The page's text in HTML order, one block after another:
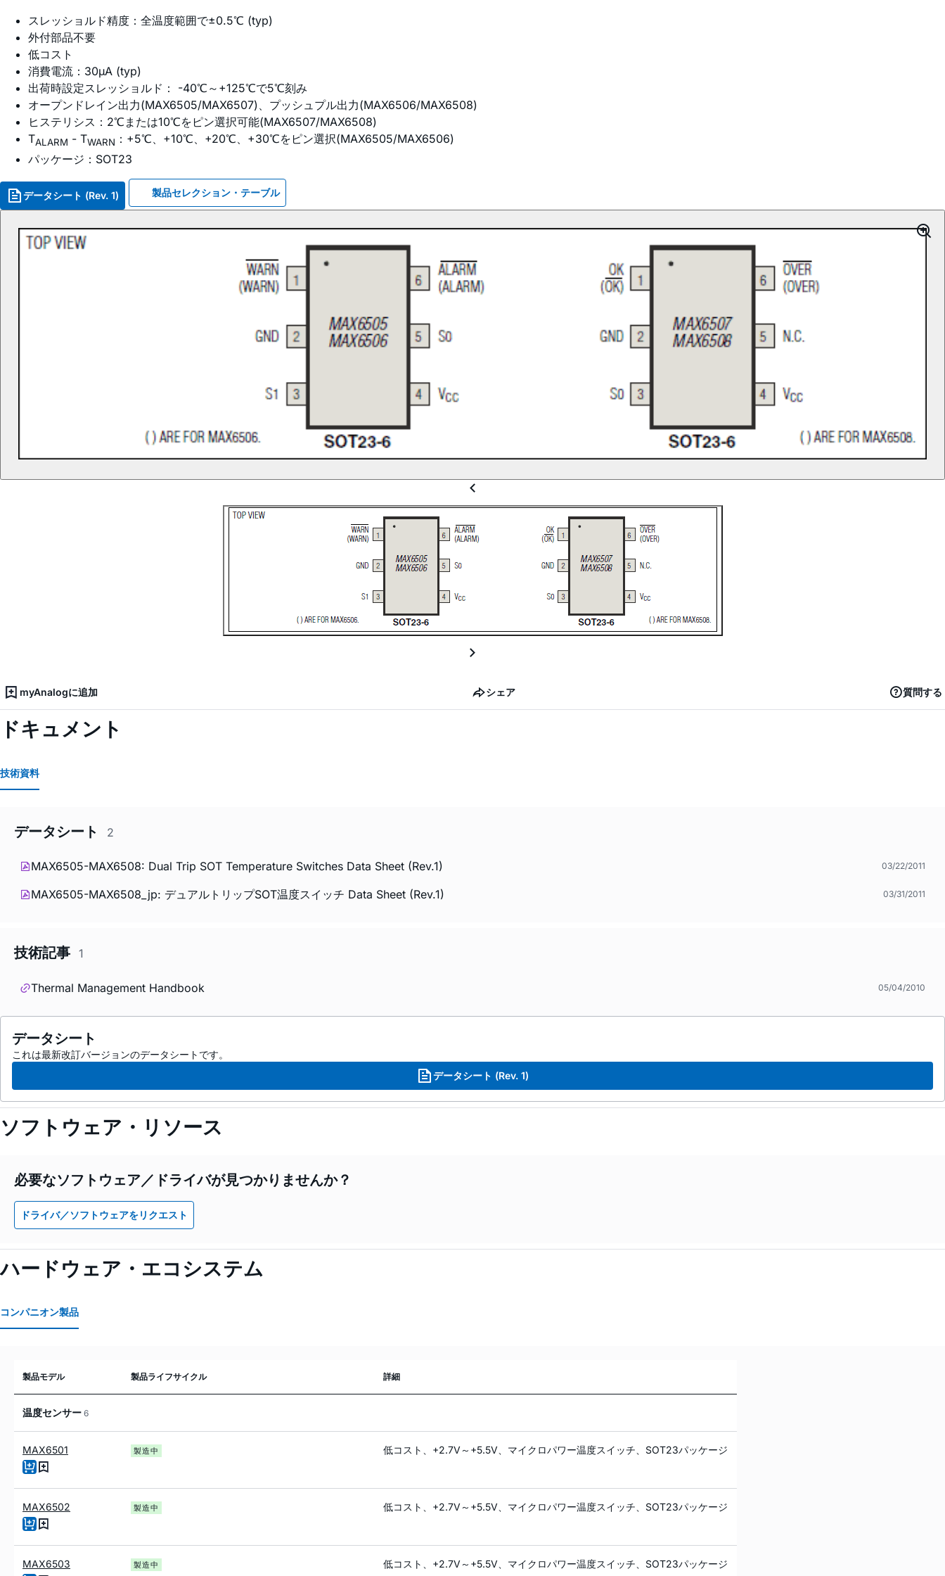
スレッショルド精度：全温度範囲で±0.5℃ (typ)
外付部品不要
低コスト
消費電流：30µA (typ)
出荷時設定スレッショルド： -40℃～+125℃で5℃刻み
オープンドレイン出力(MAX6505/MAX6507)、プッシュプル出力(MAX6506/MAX6508)
ヒステリシス：2℃または10℃をピン選択可能(MAX6507/MAX6508)
TALARM - TWARN ：+5℃、+10℃、+20℃、+30℃をピン選択(MAX6505/MAX6506)
パッケージ：SOT23
データシート (Rev. 1) 製品セレクション・テーブル
myAnalogに追加 シェア 質問する
ドキュメント
技術資料
データシート 2
MAX6505-MAX6508: Dual Trip SOT Temperature Switches Data Sheet (Rev.1) 03/22/2011
MAX6505-MAX6508_jp: デュアルトリップSOT温度スイッチ Data Sheet (Rev.1) 03/31/2011
技術記事 1
Thermal Management Handbook 05/04/2010
データシート
これは最新改訂バージョンのデータシートです。
データシート (Rev. 1)
ソフトウェア・リソース
必要なソフトウェア／ドライバが見つかりませんか？
ドライバ／ソフトウェアをリクエスト
ハードウェア・エコシステム
コンパニオン製品
製品モデル 製品ライフサイクル 詳細
温度センサー 6
MAX6501 製造中 低コスト、+2.7V～+5.5V、マイクロパワー温度スイッチ、SOT23パッケージ
MAX6502 製造中 低コスト、+2.7V～+5.5V、マイクロパワー温度スイッチ、SOT23パッケージ
MAX6503 製造中 低コスト、+2.7V～+5.5V、マイクロパワー温度スイッチ、SOT23パッケージ